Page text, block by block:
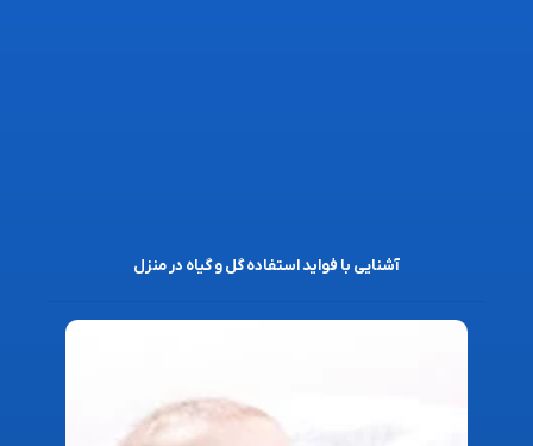
آشنایی با فواید استفاده گل و گیاه در منزل